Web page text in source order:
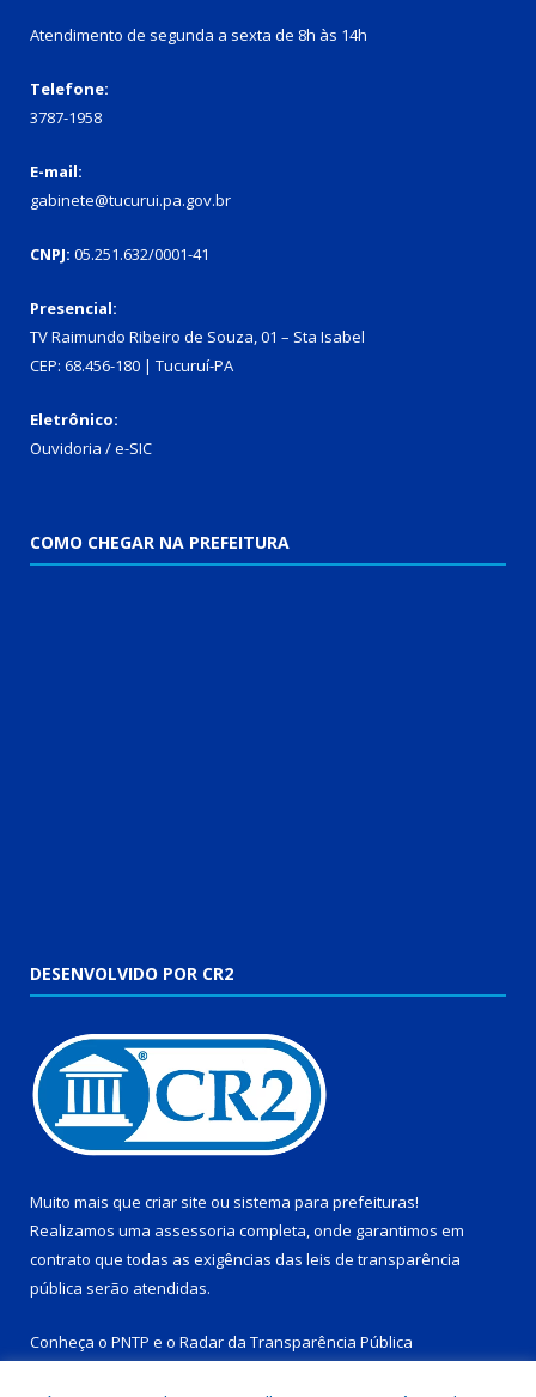
Atendimento de segunda a sexta de 8h às 14h
Telefone:
3787-1958
E-mail:
gabinete@tucurui.pa.gov.br
CNPJ: 05.251.632/0001-41
Presencial:
TV Raimundo Ribeiro de Souza, 01 – Sta Isabel
CEP: 68.456-180 | Tucuruí-PA
Eletrônico:
Ouvidoria /e-SIC
COMO CHEGAR NA PREFEITURA
DESENVOLVIDO POR CR2
Muito mais que criar site ou sistema para prefeituras!
Realizamos uma assessoria completa, onde garantimos em
contrato que todas as exigências das leis de transparência
pública serão atendidas.
Conheça o PNTP e o Radar da Transparência Pública